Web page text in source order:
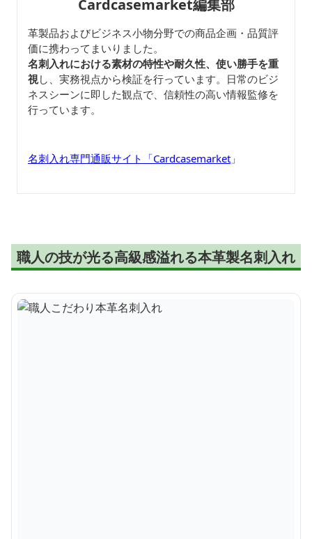
Cardcasemarket編集部
革製品およびビジネス小物分野での商品企画・品質評
価に携わってまいりました。
名刺入れにおける素材の特性や耐久性、使い勝手を重
視し、実務視点から検証を行っています。日常のビジ
ネスシーンに即した観点で、信頼性の高い情報監修を
行っています。
名刺入れ専門通販サイト「Cardcasemarket 」
職人の技が光る高級感溢れる本革製名刺入れ